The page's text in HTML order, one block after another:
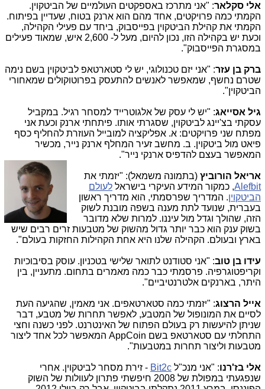
אלי סקלאר: "אני מתרכז באספקטים העולמיים של הביטקוין.
הקמתי כמה פרויקטים, אחד מהם הוא ארנק בטוח, שעדיין בפיתוח.
הקמתי את קהילת הביטקוין בפייסבוק, ביחד עם פעילי הקהילה,
וכעת יש בקהילה הזו, נכון להיום, מעל ל- 2,600 איש, שמאוד פעילים
במסגרת הפייסבוק".
ברק בן עזר: "אני יזם טכנולוגי, יש לי סטארטאפ לביטקוין בשם נימה
שטרם נחשף, שמאפשר לאנשים להתעסק בפרוטוקולים שמאחורי
הביטקוין".
גיל אסייאג: "יש לי עסק של אלגוטרייד למסחר רגיל. במקביל
עסקתי בצ'יינג לביטקוין, שסגרתי אותו. פיתחתי ארנק וכעת אני
מפתח שני פרויקטים: א. אפליקציה למובייל העוזרת להחליף כסף
פיאט מול ביטקוין. ב. מחשב זעיר המחלף ארנק נייר, מכשיר
המאפשר בעצם להדפיס ארנקי נייר".
אריאל הורוביץ(בתמונה משמאל): "יזמתי את
Alefbit, כמקור המידע העיקרי בישראללעולם
הביטקוין. המדריך שפרסמתי, הוא מדריך ראשון
בעברית, שנועד לתת מענה בשפה מובנת לשוק
הזה, שהולך וגדל מול עיננו. למרות שלא מדובר
בשוק ענק הוא כבר יותר גדול מהשוק של מטבעות זרים רבים שיש
בארץ ובעולם. הקהילה שלנו היא אחת הקהילות החזקות בעולם".
עידו בן טוב: "אני סטודנט לתואר שלישי בטכניון. עוסק בסיבוכיות
וקריפטוגרפיה. פרסמתי כבר כמה מאמרים בתחום. מתעניין, בין
היתר, בארנקים אלטרנטיביים".
אייל הרצוג: "יזמתי כמה סטארטאפים. אני מאמין, שהגיעה העת
לסיים את המונופול של המטבע, לאפשר תחרות של מטבע, דבר
שניתן להיעשות רק בעולם הפתוח של האינטרנט. לפני כשנה וחצי
התחלתי עם סטארטאפ בשם AppCoin המאפשר לכל אחד ליצור
מטבעות וליצור תחרות במטבעות".
אלי בז'רנו: "אני מנכ"לBit2c- זירת מסחר לביטקוין. אחרי
שנפגעתי במפולת של 2008 חיפשתי פתרון לעוולות של השוק